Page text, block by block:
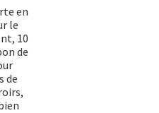
en
le
10
de
de